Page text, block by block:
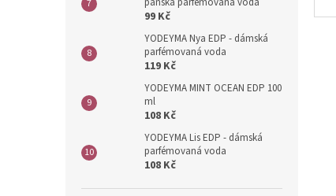
99 Kč
YODEYMA Nya EDP - dámská
parfémovaná voda
119 Kč
YODEYMA MINT OCEAN EDP 100
ml
108 Kč
YODEYMA Lis EDP - dámská
parfémovaná voda
108 Kč